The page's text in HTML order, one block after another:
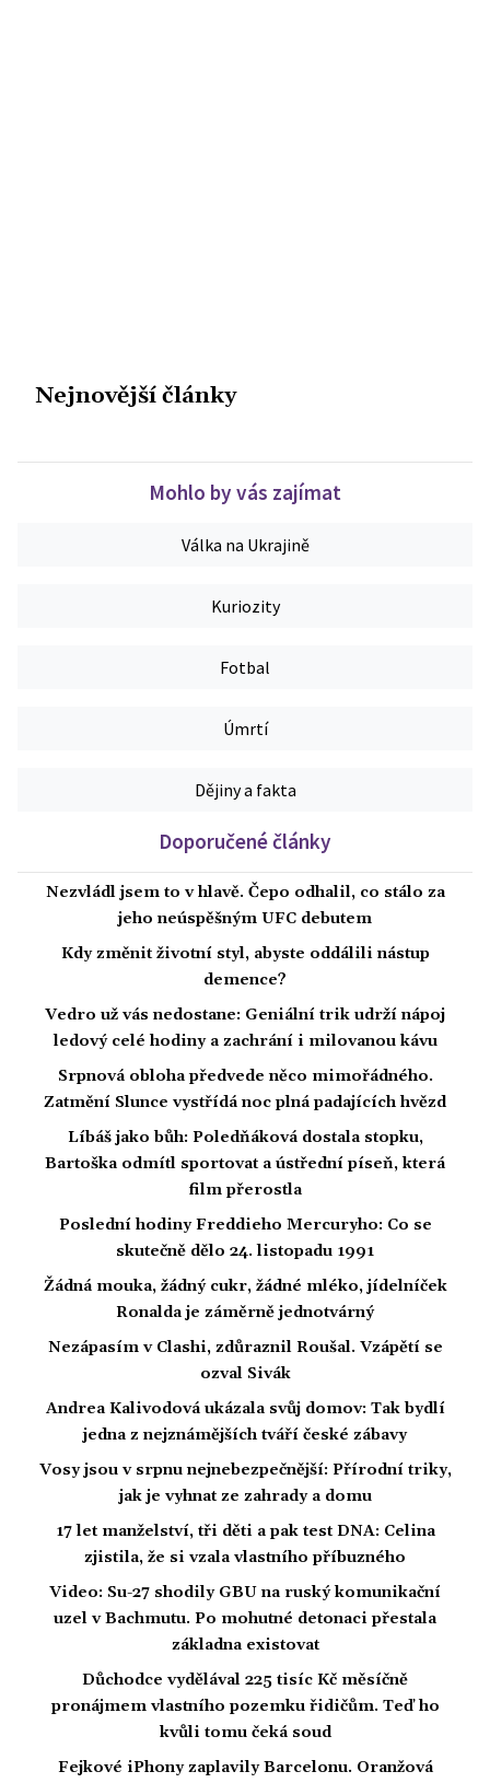
Nejnovější články
Mohlo by vás zajímat
Válka na Ukrajině
Kuriozity
Fotbal
Úmrtí
Dějiny a fakta
Doporučené články
Nezvládl jsem to v hlavě. Čepo odhalil, co stálo za
jeho neúspěšným UFC debutem
Kdy změnit životní styl, abyste oddálili nástup
demence?
Vedro už vás nedostane: Geniální trik udrží nápoj
ledový celé hodiny a zachrání i milovanou kávu
Srpnová obloha předvede něco mimořádného.
Zatmění Slunce vystřídá noc plná padajících hvězd
Líbáš jako bůh: Poledňáková dostala stopku,
Bartoška odmítl sportovat a ústřední píseň, která
film přerostla
Poslední hodiny Freddieho Mercuryho: Co se
skutečně dělo 24. listopadu 1991
Žádná mouka, žádný cukr, žádné mléko, jídelníček
Ronalda je záměrně jednotvárný
Nezápasím v Clashi, zdůraznil Roušal. Vzápětí se
ozval Sivák
Andrea Kalivodová ukázala svůj domov: Tak bydlí
jedna z nejznámějších tváří české zábavy
Vosy jsou v srpnu nejnebezpečnější: Přírodní triky,
jak je vyhnat ze zahrady a domu
17 let manželství, tři děti a pak test DNA: Celina
zjistila, že si vzala vlastního příbuzného
Video: Su-27 shodily GBU na ruský komunikační
uzel v Bachmutu. Po mohutné detonaci přestala
základna existovat
Důchodce vydělával 225 tisíc Kč měsíčně
pronájmem vlastního pozemku řidičům. Teď ho
kvůli tomu čeká soud
Fejkové iPhony zaplavily Barcelonu. Oranžová